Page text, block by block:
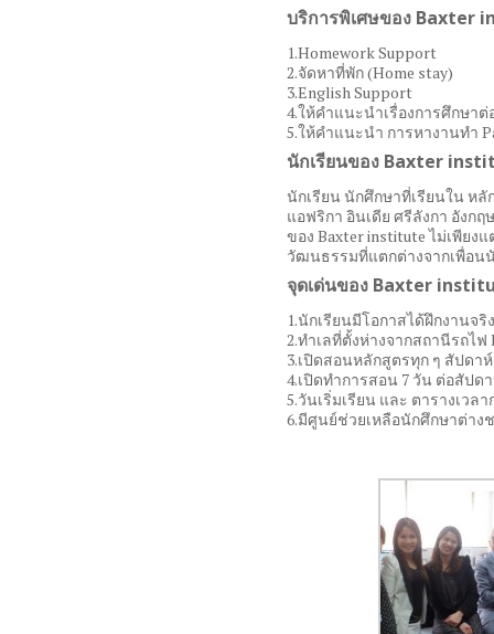
บริการพิเศษของ Baxter
1.Homework Support
2.จัดหาที่พัก (Home stay)
3.English Support
4.ให้คำแนะนำเรื่องการศึกษาต่
5.ให้คำแนะนำ การหางานทำ
นักเรียนของ Baxter
นักเรียน นักศึกษาที่เรียนใน หลั
แอฟริกา อินเดีย ศรีลังกา อังก
ของ Baxter institute ไม่เพียง
วัฒนธรรมที่แตกต่างจากเพื่อน
จุดเด่นของ Baxter
1.นักเรียนมีโอกาสได้ฝึกงานจริง
2.ทำเลที่ตั้งห่างจากสถานีรถไ
3.เปิดสอนหลักสูตรทุก ๆ สัปดาห์
4.เปิดทำการสอน 7 วัน ต่อสัปด
5.วันเริ่มเรียน และ ตารางเว
6.มีศูนย์ช่วยเหลือนักศึกษาต่า